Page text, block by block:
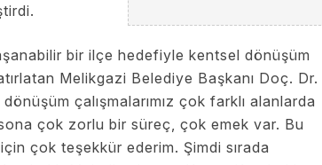
bir ilçe hedefiyle kentsel dönüşüm
Melikgazi Belediye Başkanı Doç. Dr.
çalışmalarımız çok farklı alanlarda
çok zorlu bir süreç, çok emek var. Bu
çok teşekkür ederim. Şimdi sırada